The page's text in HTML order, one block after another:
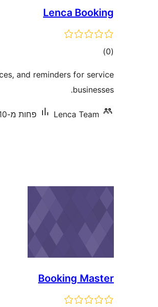
Lenca Booking
(0 דרוגים)
and reminders for service
businesses.
Lenca Team פחות מ-10 התקנות פעילות
Booking Master